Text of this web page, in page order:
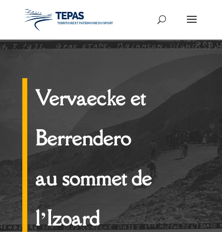
Vervaecke et
Berrendero
au sommet de
l’Izoard